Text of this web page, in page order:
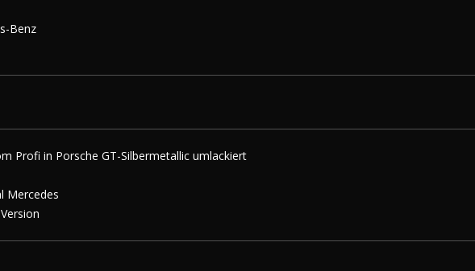
Benz
Profi in Porsche GT-Silbermetallic umlackiert
Mercedes